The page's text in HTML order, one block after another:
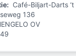
Café-Biljart-Darts
136
OV